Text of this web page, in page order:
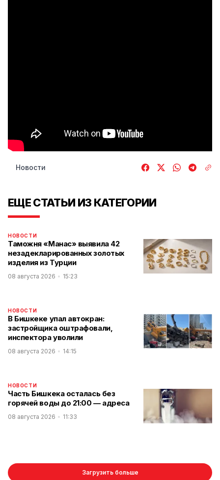
Новости
ЕЩЕ СТАТЬИ ИЗ КАТЕГОРИИ
НОВОСТИ
Таможня «Манас» выявила 42
незадекларированных золотых
изделия из Турции
08 августа 2026 15:23
НОВОСТИ
В Бишкеке упал автокран:
застройщика оштрафовали,
инспектора уволили
08 августа 2026 14:15
НОВОСТИ
Часть Бишкека осталась без
горячей воды до 21:00 — адреса
08 августа 2026 11:33
Загрузить больше